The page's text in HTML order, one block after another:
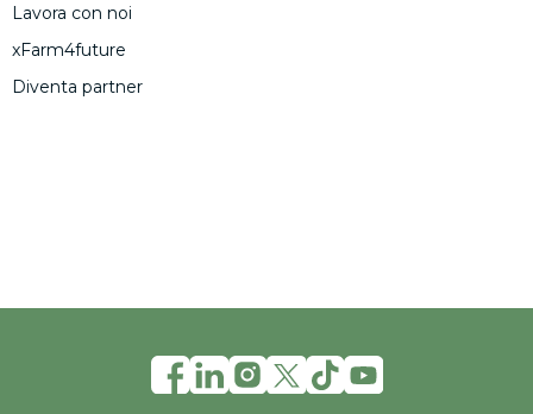
Lavora con noi
xFarm4future
Diventa partner